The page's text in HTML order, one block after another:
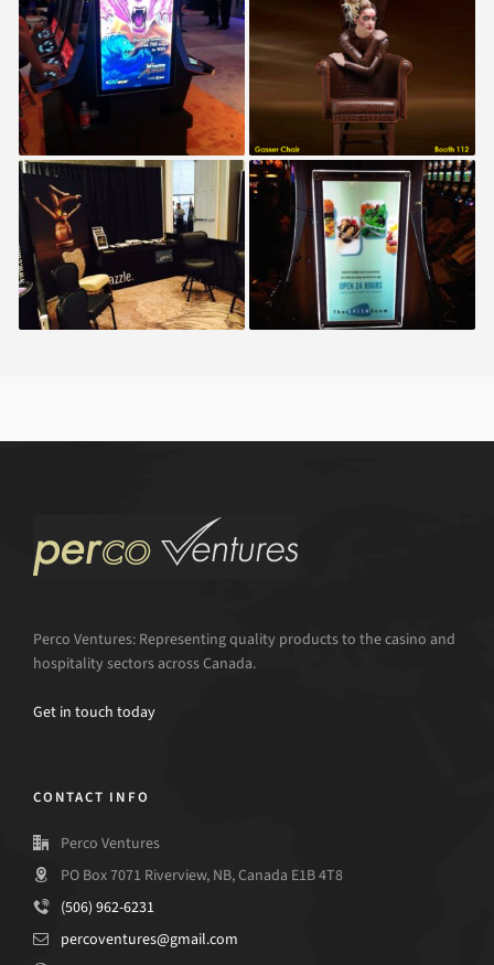
More custom signage Gasser Chairs
Show Booth Custom Signage
Perco Ventures: Representing quality products to the casino and
hospitality sectors across Canada.
Get in touch today
CONTACT INFO
Perco Ventures
PO Box 7071 Riverview, NB, Canada E1B 4T8
(506) 962-6231
percoventures@gmail.com